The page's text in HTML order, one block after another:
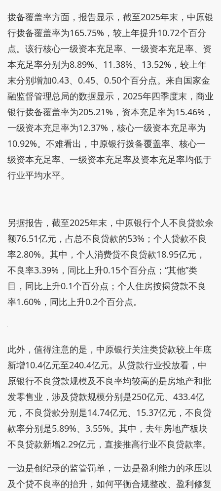
拨备覆盖率方面，报告显示，截至2025年末，中原银
行拨备覆盖率为165.75%，较上年提升10.72个百分
点。该行核心一级资本充足率、一级资本充足率、资
本充足率分别为8.89%、11.38%、13.52%，较上年
末分别增加0.43、0.45、0.50个百分点。来自国家金
融监督管理总局的数据显示，2025年四季度末，商业
银行拨备覆盖率为205.21%，资本充足率为15.46%，
一级资本充足率为12.37%，核心一级资本充足率为
10.92%。不难看出，中原银行拨备覆盖率、核心一
级资本充足率、一级资本充足率及资本充足率均低于
行业平均水平。
另据报告，截至2025年末，中原银行个人不良贷款余
额76.51亿元，占总不良贷款的53%；个人贷款不良
率2.80%。其中，个人消费贷不良贷款18.95亿元，
不良率3.39%，同比上升0.15个百分点；“其他”类
目，同比上升0.1个百分点；个人住房按揭贷款不良
率1.60%，同比上升0.2个百分点。
此外，值得注意的是，中原银行关注类贷款较上年底
新增10.4亿元至240.4亿元。从贷款行业投放看，中
原银行不良贷款规模及不良率均较高的是房地产和批
发零售业，涉及贷款规模分别是250亿元、433.4亿
元，不良贷款分别是14.74亿元、15.37亿元，不良贷
款率分别是5.89%、3.55%。其中，去年房地产板块
不良贷款新增2.29亿元，直接推高行业不良贷款率。
一边是创纪录的监管罚单，一边是盈利能力的承压以
及个贷不良率的抬升，如何平衡合规整改、盈利修复